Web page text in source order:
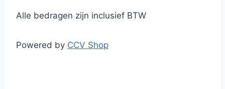
Alle bedragen zijn inclusief BTW
Powered by CCV Shop